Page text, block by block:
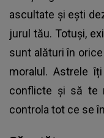
ascultate și ești
jurul tău. Totuși,
sunt alături în
moralul. Astrele
conflicte și să te
controla tot ce se